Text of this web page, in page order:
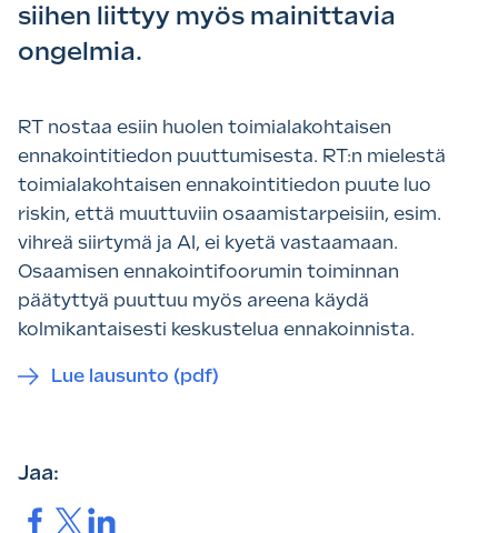
siihen liittyy myös mainittavia
ongelmia.
RT nostaa esiin huolen toimialakohtaisen
ennakointitiedon puuttumisesta. RT:n mielestä
toimialakohtaisen ennakointitiedon puute luo
riskin, että muuttuviin osaamistarpeisiin, esim.
vihreä siirtymä ja AI, ei kyetä vastaamaan.
Osaamisen ennakointifoorumin toiminnan
päätyttyä puuttuu myös areena käydä
kolmikantaisesti keskustelua ennakoinnista.
Lue lausunto (pdf)
Jaa:
Jaa. Jaa.Jaa.